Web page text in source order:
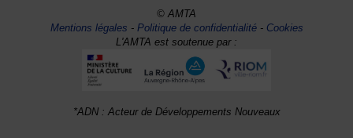
© AMTA
Mentions légales -Politique de confidentialité- Cookies
L'AMTA est soutenue par :
*ADN : Acteur de Développements Nouveaux